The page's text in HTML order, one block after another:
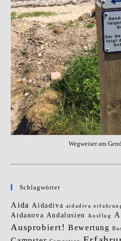
Wegweiser am
Schlagwörter
Aida Aidadiva aidadiva
Aidanova Andalusien Ausflug
Ausprobiert! Bewertung